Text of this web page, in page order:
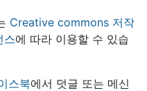
Creative commons 저작
스에 따라 이용할 수 있습
스북에서 덧글 또는 메신